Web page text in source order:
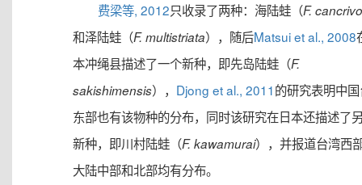
费梁等, 2012只收录了两种：海陆蛙（F.
和泽陆蛙（F. multistriata），随后Matsui et al., 2008
本冲绳县描述了一个新种，即先岛陆蛙（F.
sakishimensis）， Djong et al., 2011的研究表明中
东部也有该物种的分布，同时该研究在日本还描述了
新种，即川村陆蛙（F. kawamurai），并报道台湾西
大陆中部和北部均有分布。